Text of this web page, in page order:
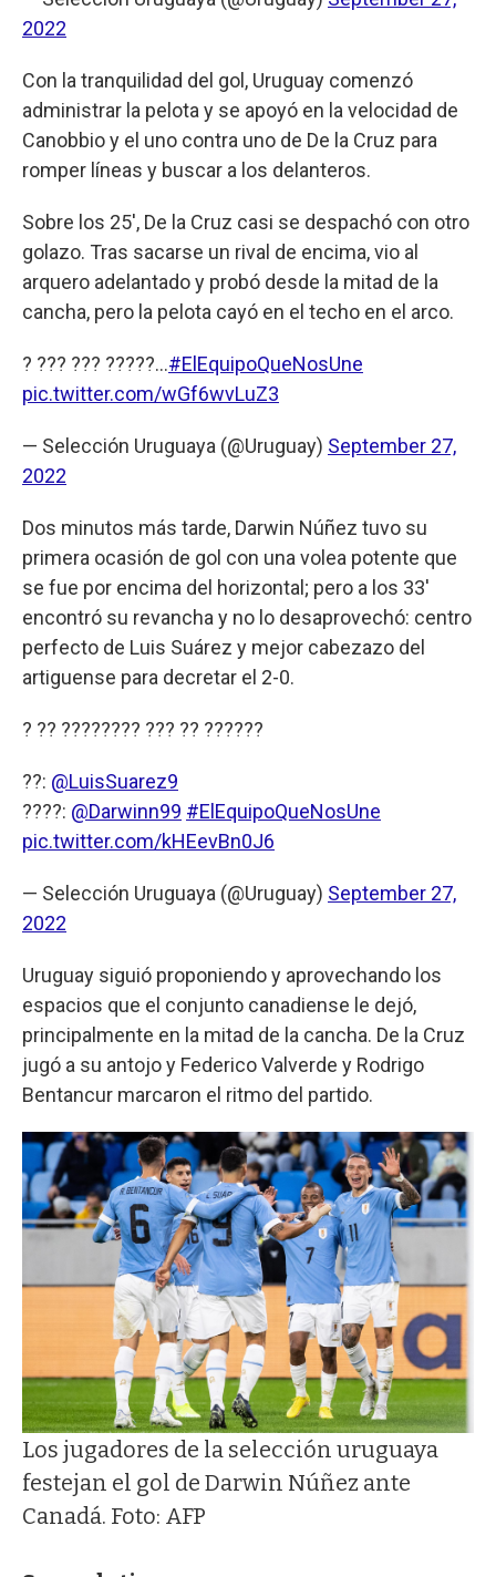
2022
Con la tranquilidad del gol, Uruguay comenzó
administrar la pelota y se apoyó en la velocidad de
Canobbio y el uno contra uno de De la Cruz para
romper líneas y buscar a los delanteros.
Sobre los 25', De la Cruz casi se despachó con otro
golazo. Tras sacarse un rival de encima, vio al
arquero adelantado y probó desde la mitad de la
cancha, pero la pelota cayó en el techo en el arco.
? ??? ??? ?????…#ElEquipoQueNosUne
pic.twitter.com/wGf6wvLuZ3
— Selección Uruguaya (@Uruguay) September 27,
2022
Dos minutos más tarde, Darwin Núñez tuvo su
primera ocasión de gol con una volea potente que
se fue por encima del horizontal; pero a los 33'
encontró su revancha y no lo desaprovechó: centro
perfecto de Luis Suárez y mejor cabezazo del
artiguense para decretar el 2-0.
? ?? ???????? ??? ?? ??????
??: @LuisSuarez9
????: @Darwinn99 #ElEquipoQueNosUne
pic.twitter.com/kHEevBn0J6
— Selección Uruguaya (@Uruguay) September 27,
2022
Uruguay siguió proponiendo y aprovechando los
espacios que el conjunto canadiense le dejó,
principalmente en la mitad de la cancha. De la Cruz
jugó a su antojo y Federico Valverde y Rodrigo
Bentancur marcaron el ritmo del partido.
Los jugadores de la selección uruguaya
festejan el gol de Darwin Núñez ante
Canadá. Foto: AFP